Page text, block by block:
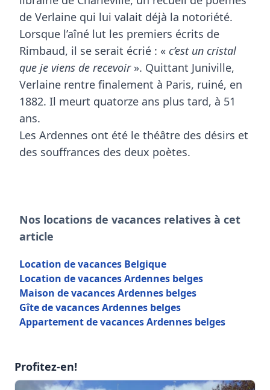
de Verlaine qui lui valait déjà la notoriété.
Lorsque l’aîné lut les premiers écrits de
Rimbaud, il se serait écrié : « c’est un cristal
que je viens de recevoir». Quittant Juniville,
Verlaine rentre finalement à Paris, ruiné, en
1882. Il meurt quatorze ans plus tard, à 51
ans.
Les Ardennes ont été le théâtre des désirs et
des souffrances des deux poètes.
Nos locations de vacances relatives à cet
article
Location de vacances Belgique
Location de vacances Ardennes belges
Maison de vacances Ardennes belges
Gîte de vacances Ardennes belges
Appartement de vacances Ardennes belges
Profitez-en!